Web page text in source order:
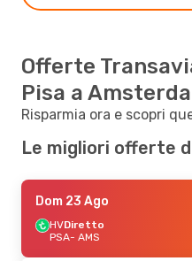
Offerte
Pisa a
Risparmia ora e scopri
Le migliori offerte
Dom 23 Ago
HVDiretto
PSA- AMS